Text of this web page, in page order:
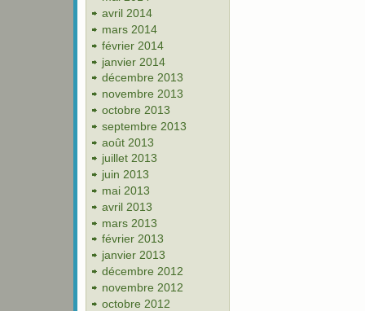
avril 2014
mars 2014
février 2014
janvier 2014
décembre 2013
novembre 2013
octobre 2013
septembre 2013
août 2013
juillet 2013
juin 2013
mai 2013
avril 2013
mars 2013
février 2013
janvier 2013
décembre 2012
novembre 2012
octobre 2012